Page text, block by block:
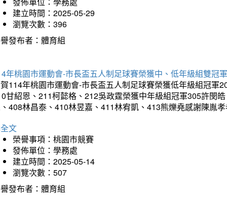
建立時間：2025-05-29
瀏覽次數：396
發布者：體育組
年桃園市運動會-市長盃五人制足球賽榮獲中、低年級組雙冠軍
114年桃園市運動會-市長盃五人制足球賽榮獲低年級組冠
甘紹恩、211柯懿格、212吳政霆榮獲中年級組冠軍305許閔
408林昌泰、410林昱嘉、411林宥凱、413熊爍堯感謝陳胤
文
榮譽事項：桃園市競賽
發佈單位：學務處
建立時間：2025-05-14
瀏覽次數：507
發布者：體育組